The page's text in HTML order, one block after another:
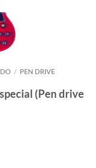
/ PEN DRIVE
(Pen drive